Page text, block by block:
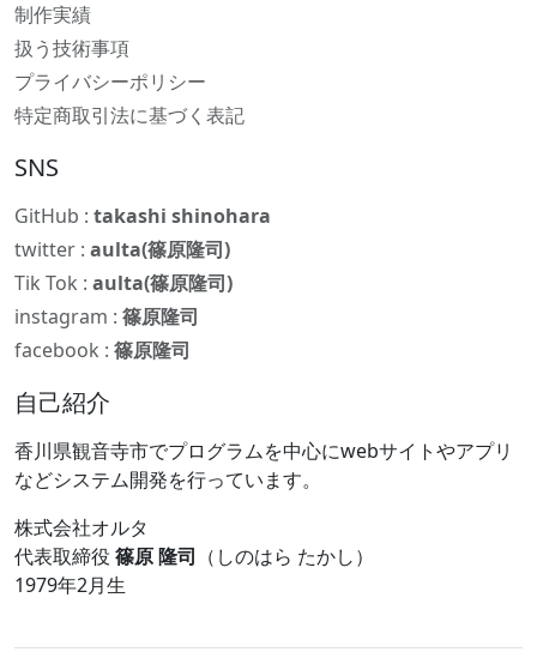
制作実績
扱う技術事項
プライバシーポリシー
特定商取引法に基づく表記
SNS
GitHub : takashi shinohara
twitter : aulta(篠原隆司)
Tik Tok : aulta(篠原隆司)
instagram : 篠原隆司
facebook : 篠原隆司
自己紹介
香川県観音寺市でプログラムを中心にwebサイトやアプリ
などシステム開発を行っています。
株式会社オルタ
代表取締役 篠原 隆司 （しのはら たかし）
1979年2月生